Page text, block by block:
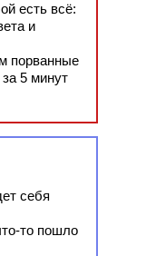
есть всё:
и
порванные
5 минут
себя
то пошло